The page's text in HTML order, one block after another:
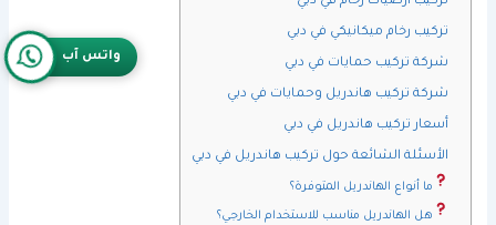
تركيب رخام ميكانيكي في دبي
شركة تركيب حمايات في دبي
شركة تركيب هاندريل وحمايات في دبي
أسعار تركيب هاندريل في دبي
الأسئلة الشائعة حول تركيب هاندريل في دبي
ما أنواع الهاندريل المتوفرة؟
هل الهاندريل مناسب للاستخدام الخارجي؟
واتس آب